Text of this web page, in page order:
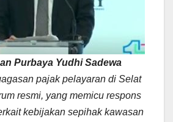
Purbaya Yudhi Sadewa
pajak pelayaran di Selat
resmi, yang memicu respons
kebijakan sepihak kawasan